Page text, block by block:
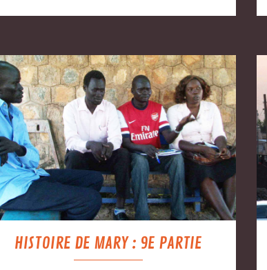
HISTOIRE DE MARY : 9E PARTIE